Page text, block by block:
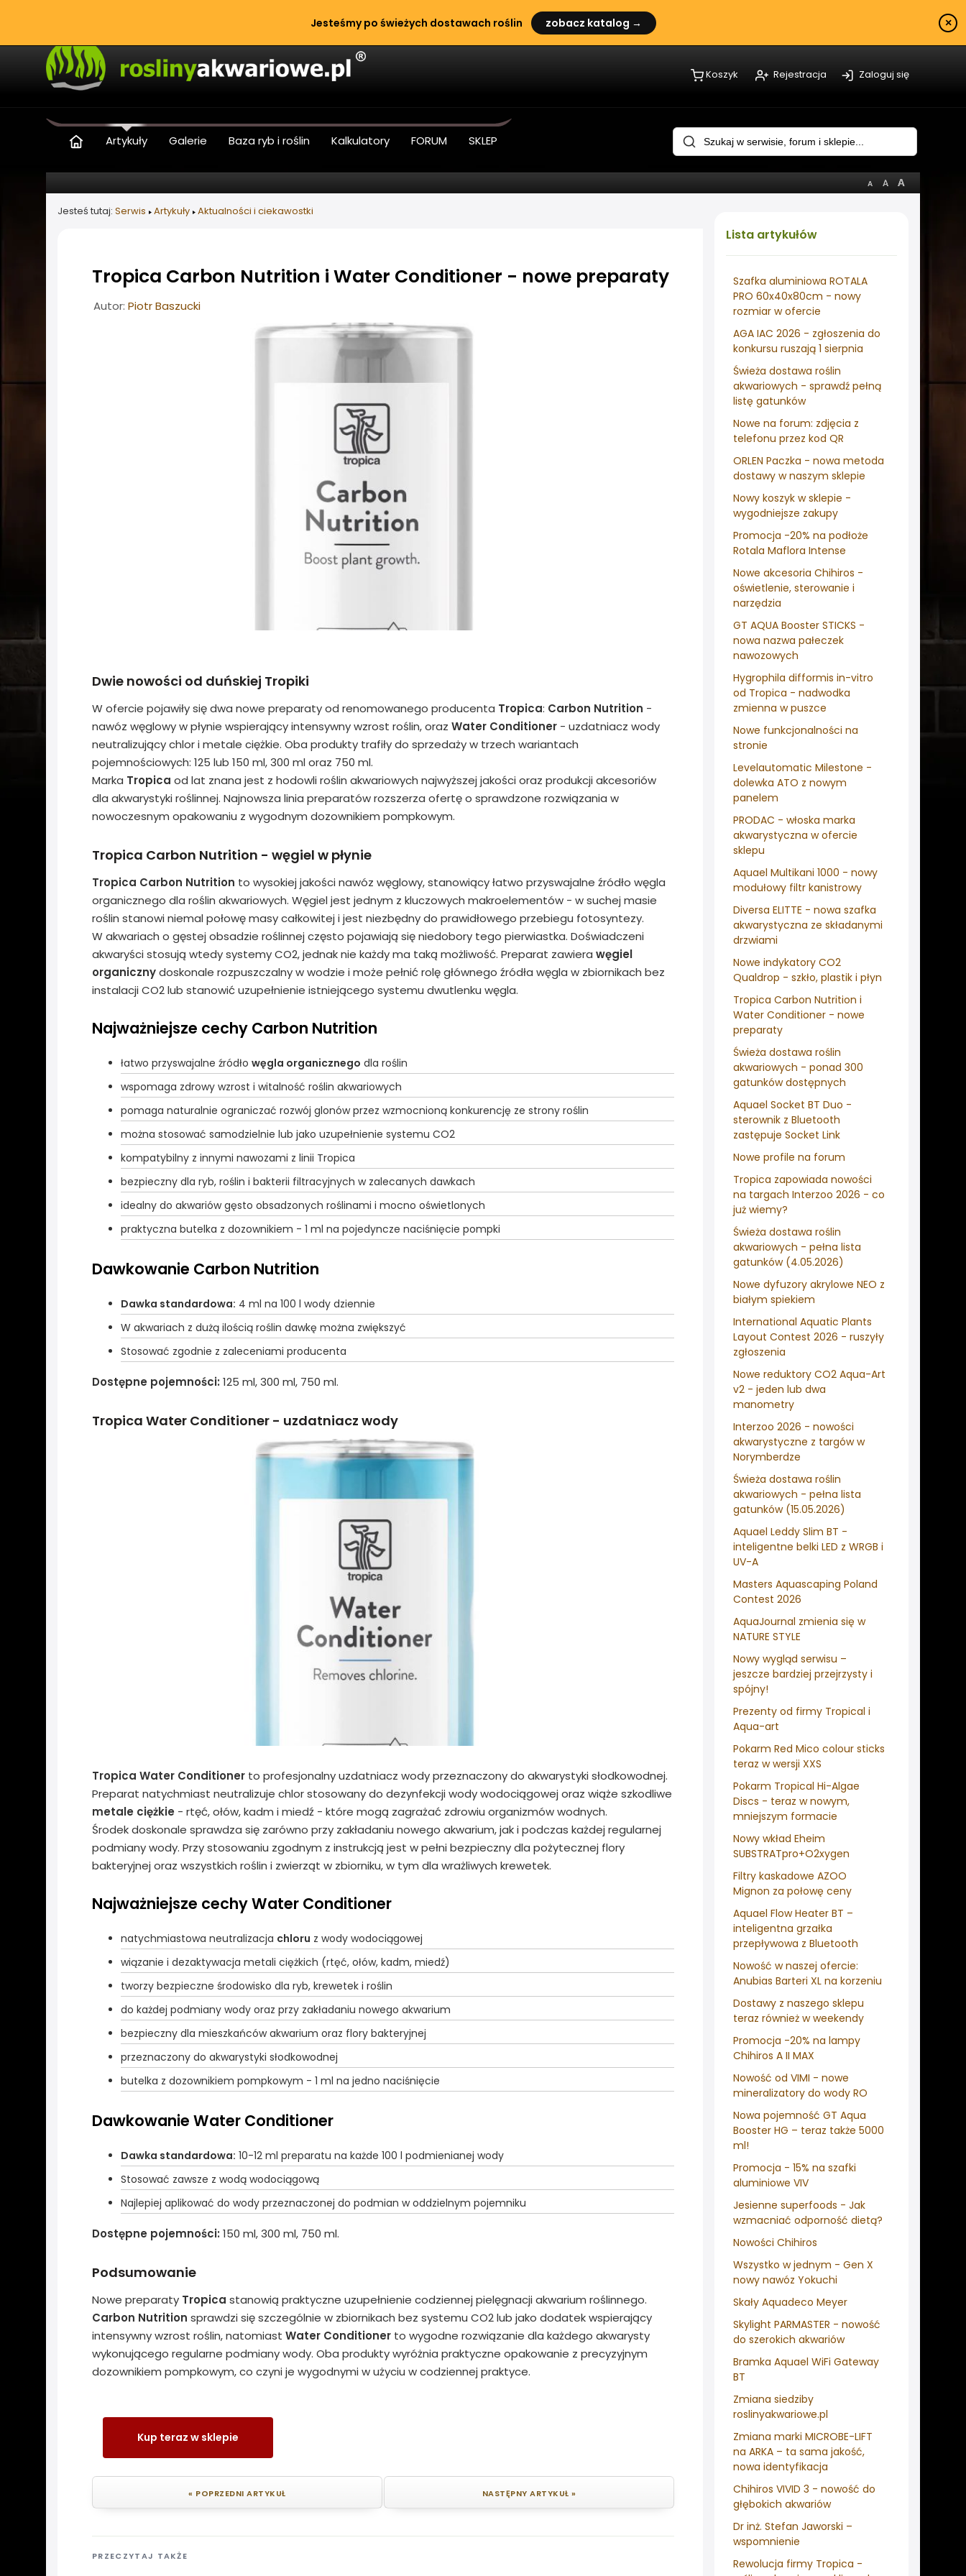
Jesteśmy po świeżych dostawach roślin zobacz katalog → ×
Koszyk Rejestracja Zaloguj się
Artykuły Galerie Baza ryb i roślin Kalkulatory FORUM SKLEP
Lista artykułów
Szafka aluminiowa ROTALA
PRO 60x40x80cm - nowy
rozmiar w ofercie
AGA IAC 2026 - zgłoszenia do
konkursu ruszają 1 sierpnia
Świeża dostawa roślin
akwariowych - sprawdź pełną
listę gatunków
Nowe na forum: zdjęcia z
telefonu przez kod QR
ORLEN Paczka - nowa metoda
dostawy w naszym sklepie
Nowy koszyk w sklepie -
wygodniejsze zakupy
Promocja -20% na podłoże
Rotala Maflora Intense
Nowe akcesoria Chihiros -
oświetlenie, sterowanie i
narzędzia
GT AQUA Booster STICKS -
nowa nazwa pałeczek
nawozowych
Hygrophila difformis in-vitro
od Tropica - nadwodka
zmienna w puszce
Nowe funkcjonalności na
stronie
Levelautomatic Milestone -
dolewka ATO z nowym
panelem
PRODAC - włoska marka
akwarystyczna w ofercie
sklepu
Aquael Multikani 1000 - nowy
modułowy filtr kanistrowy
Diversa ELITTE - nowa szafka
akwarystyczna ze składanymi
drzwiami
Nowe indykatory CO2
Qualdrop - szkło, plastik i płyn
Tropica Carbon Nutrition i
Water Conditioner - nowe
preparaty
Świeża dostawa roślin
akwariowych - ponad 300
gatunków dostępnych
Aquael Socket BT Duo -
sterownik z Bluetooth
zastępuje Socket Link
Nowe profile na forum
Tropica zapowiada nowości
na targach Interzoo 2026 - co
już wiemy?
Świeża dostawa roślin
akwariowych - pełna lista
gatunków (4.05.2026)
Nowe dyfuzory akrylowe NEO z
białym spiekiem
International Aquatic Plants
Layout Contest 2026 - ruszyły
zgłoszenia
Nowe reduktory CO2 Aqua-Art
v2 - jeden lub dwa
manometry
Interzoo 2026 - nowości
akwarystyczne z targów w
Norymberdze
Świeża dostawa roślin
akwariowych - pełna lista
gatunków (15.05.2026)
Aquael Leddy Slim BT -
inteligentne belki LED z WRGB i
UV-A
Masters Aquascaping Poland
Contest 2026
AquaJournal zmienia się w
NATURE STYLE
Nowy wygląd serwisu –
jeszcze bardziej przejrzysty i
spójny!
Prezenty od firmy Tropical i
Aqua-art
Pokarm Red Mico colour sticks
teraz w wersji XXS
Pokarm Tropical Hi-Algae
Discs - teraz w nowym,
mniejszym formacie
Nowy wkład Eheim
SUBSTRATpro+O2xygen
Filtry kaskadowe AZOO
Mignon za połowę ceny
Aquael Flow Heater BT –
inteligentna grzałka
przepływowa z Bluetooth
Nowość w naszej ofercie:
Anubias Barteri XL na korzeniu
Dostawy z naszego sklepu
teraz również w weekendy
Promocja -20% na lampy
Chihiros A II MAX
Nowość od VIMI - nowe
mineralizatory do wody RO
Nowa pojemność GT Aqua
Booster HG – teraz także 5000
ml!
Promocja - 15% na szafki
aluminiowe VIV
Jesienne superfoods - Jak
wzmacniać odporność dietą?
Nowości Chihiros
Wszystko w jednym - Gen X
nowy nawóz Yokuchi
Skały Aquadeco Meyer
Skylight PARMASTER - nowość
do szerokich akwariów
Bramka Aquael WiFi Gateway
BT
Zmiana siedziby
roslinyakwariowe.pl
Zmiana marki MICROBE-LIFT
na ARKA – ta sama jakość,
nowa identyfikacja
Chihiros VIVID 3 - nowość do
głębokich akwariów
Dr inż. Stefan Jaworski –
wspomnienie
Rewolucja firmy Tropica -
Jesteś tutaj: Serwis Artykuły Aktualności i ciekawostki
Tropica Carbon Nutrition i Water Conditioner - nowe preparaty
Informacje o artykule
Autor: Piotr Baszucki
Dwie nowości od duńskiej Tropiki
W ofercie pojawiły się dwa nowe preparaty od renomowanego producenta Tropica: Carbon Nutrition -
nawóz węglowy w płynie wspierający intensywny wzrost roślin, oraz Water Conditioner - uzdatniacz wody
neutralizujący chlor i metale ciężkie. Oba produkty trafiły do sprzedaży w trzech wariantach
pojemnościowych: 125 lub 150 ml, 300 ml oraz 750 ml.
Marka Tropica od lat znana jest z hodowli roślin akwariowych najwyższej jakości oraz produkcji akcesoriów
dla akwarystyki roślinnej. Najnowsza linia preparatów rozszerza ofertę o sprawdzone rozwiązania w
nowoczesnym opakowaniu z wygodnym dozownikiem pompkowym.
Tropica Carbon Nutrition - węgiel w płynie
Tropica Carbon Nutrition to wysokiej jakości nawóz węglowy, stanowiący łatwo przyswajalne źródło węgla
organicznego dla roślin akwariowych. Węgiel jest jednym z kluczowych makroelementów - w suchej masie
roślin stanowi niemal połowę masy całkowitej i jest niezbędny do prawidłowego przebiegu fotosyntezy.
W akwariach o gęstej obsadzie roślinnej często pojawiają się niedobory tego pierwiastka. Doświadczeni
akwaryści stosują wtedy systemy CO2, jednak nie każdy ma taką możliwość. Preparat zawiera węgiel
organicznydoskonale rozpuszczalny w wodzie i może pełnić rolę głównego źródła węgla w zbiornikach bez
instalacji CO2 lub stanowić uzupełnienie istniejącego systemu dwutlenku węgla.
Najważniejsze cechy Carbon Nutrition
łatwo przyswajalne źródło węgla organicznego dla roślin
wspomaga zdrowy wzrost i witalność roślin akwariowych
pomaga naturalnie ograniczać rozwój glonów przez wzmocnioną konkurencję ze strony roślin
można stosować samodzielnie lub jako uzupełnienie systemu CO2
kompatybilny z innymi nawozami z linii Tropica
bezpieczny dla ryb, roślin i bakterii filtracyjnych w zalecanych dawkach
idealny do akwariów gęsto obsadzonych roślinami i mocno oświetlonych
praktyczna butelka z dozownikiem - 1 ml na pojedyncze naciśnięcie pompki
Dawkowanie Carbon Nutrition
Dawka standardowa: 4 ml na 100 l wody dziennie
W akwariach z dużą ilością roślin dawkę można zwiększyć
Stosować zgodnie z zaleceniami producenta
Dostępne pojemności: 125 ml, 300 ml, 750 ml.
Tropica Water Conditioner - uzdatniacz wody
Tropica Water Conditioner to profesjonalny uzdatniacz wody przeznaczony do akwarystyki słodkowodnej.
Preparat natychmiast neutralizuje chlor stosowany do dezynfekcji wody wodociągowej oraz wiąże szkodliwe
metale ciężkie - rtęć, ołów, kadm i miedź - które mogą zagrażać zdrowiu organizmów wodnych.
Środek doskonale sprawdza się zarówno przy zakładaniu nowego akwarium, jak i podczas każdej regularnej
podmiany wody. Przy stosowaniu zgodnym z instrukcją jest w pełni bezpieczny dla pożytecznej flory
bakteryjnej oraz wszystkich roślin i zwierząt w zbiorniku, w tym dla wrażliwych krewetek.
Najważniejsze cechy Water Conditioner
natychmiastowa neutralizacja chloru z wody wodociągowej
wiązanie i dezaktywacja metali ciężkich (rtęć, ołów, kadm, miedź)
tworzy bezpieczne środowisko dla ryb, krewetek i roślin
do każdej podmiany wody oraz przy zakładaniu nowego akwarium
bezpieczny dla mieszkańców akwarium oraz flory bakteryjnej
przeznaczony do akwarystyki słodkowodnej
butelka z dozownikiem pompkowym - 1 ml na jedno naciśnięcie
Dawkowanie Water Conditioner
Dawka standardowa: 10-12 ml preparatu na każde 100 l podmienianej wody
Stosować zawsze z wodą wodociągową
Najlepiej aplikować do wody przeznaczonej do podmian w oddzielnym pojemniku
Dostępne pojemności: 150 ml, 300 ml, 750 ml.
Podsumowanie
Nowe preparaty Tropica stanowią praktyczne uzupełnienie codziennej pielęgnacji akwarium roślinnego.
Carbon Nutrition sprawdzi się szczególnie w zbiornikach bez systemu CO2 lub jako dodatek wspierający
intensywny wzrost roślin, natomiast Water Conditioner to wygodne rozwiązanie dla każdego akwarysty
wykonującego regularne podmiany wody. Oba produkty wyróżnia praktyczne opakowanie z precyzyjnym
dozownikiem pompkowym, co czyni je wygodnymi w użyciu w codziennej praktyce.
Kup teraz w sklepie
« POPRZEDNI ARTYKUŁ NASTĘPNY ARTYKUŁ »
PRZECZYTAJ TAKŻE